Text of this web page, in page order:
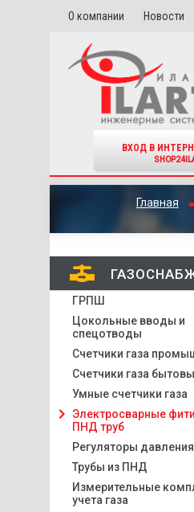
О компании Новости
ВХОД В
Главная
ГРПШ
Цокольные вводы и
спецотводы
Счетчики газа
Счетчики газа
Умные счетчики газа
Электросварные
ПНД труб
Регуляторы давления
Трубы из ПНД
Измерительные
учета газа